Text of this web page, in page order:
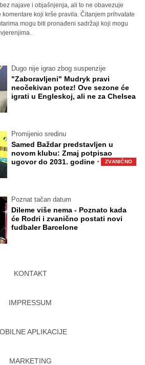
najave i objašnjenja, ali to ne obavezuje
koji krše pravila. Čitanjem prihvatate
mogu biti pronađeni sadržaji koji mogu
Dugo nije igrao zbog suspenzije
"Zaboravljeni" Mudryk pravi
neočekivan potez! Ove sezone će
igrati u Engleskoj, ali ne za Chelsea
Promijenio sredinu
Samed Baždar predstavljen u
novom klubu: Zmaj potpisao
ugovor do 2031. godine · ZVANIČNO
Poznat tačan datum
Dileme više nema - Poznato kada
će Rodri i zvanično postati novi
fudbaler Barcelone
KONTAKT
IMPRESSUM
APLIKACIJE
MARKETING